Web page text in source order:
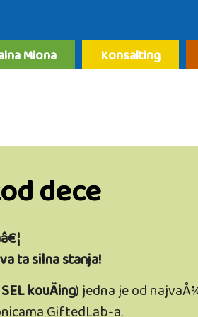
Miona Konsalting
dece
ta silna stanja!
kouÄing) jedna je od